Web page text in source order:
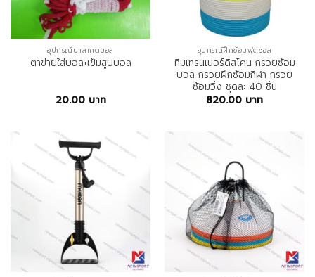
อุปกรณ์บาสเกตบอล
ตาข่ายใส่บอล+เข็มสูบบอล
20.00 บาท
อุปกรณ์ฝึกซ้อมฟุตซอล
ทีมเทรนเนอร์ดิสโคน กรวยซ้อม
บอล กรวยฝึกซ้อมกีฬา กรวย
ซ้อมวิ่ง ชุดละ 40 ชิ้น
820.00 บาท